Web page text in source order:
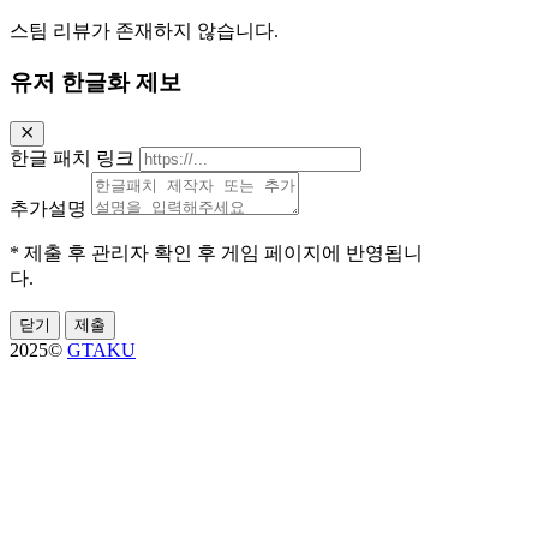
스팀 리뷰가 존재하지 않습니다.
유저 한글화 제보
한글 패치 링크
추가설명
* 제출 후 관리자 확인 후 게임 페이지에 반영됩니
다.
닫기 제출
2025© GTAKU